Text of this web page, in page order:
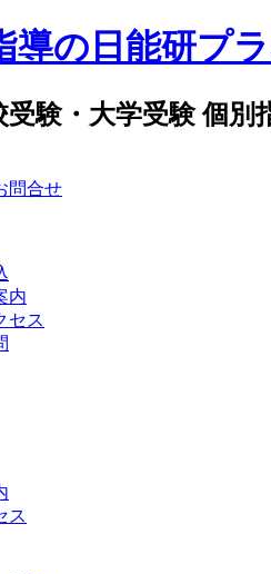
受験・大学受験 個
問合せ
ス